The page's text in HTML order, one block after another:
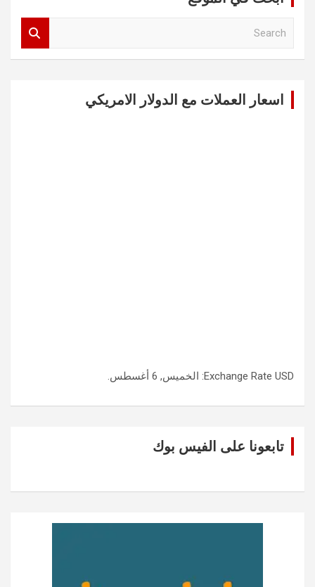
اسعار العملات مع الدولار الامريكي
Exchange Rate USD : الخميس, 6 أغسطس.
تابعونا على الفيس بوك